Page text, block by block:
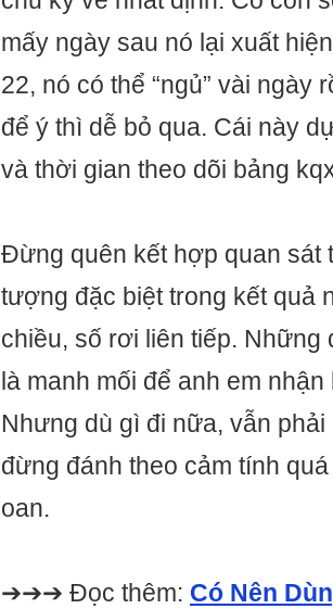
mấy ngày sau nó lại xuất
22, nó có thể “ngủ” vài ngày
để ý thì dễ bỏ qua. Cái này
và thời gian theo dõi bảng
Đừng quên kết hợp quan sát
tượng đặc biệt trong kết quả
chiều, số rơi liên tiếp. Những
là manh mối để anh em
Nhưng dù gì đi nữa, vẫn
đừng đánh theo cảm tính
oan.
➔➔➔ Đọc thêm: Có Nên